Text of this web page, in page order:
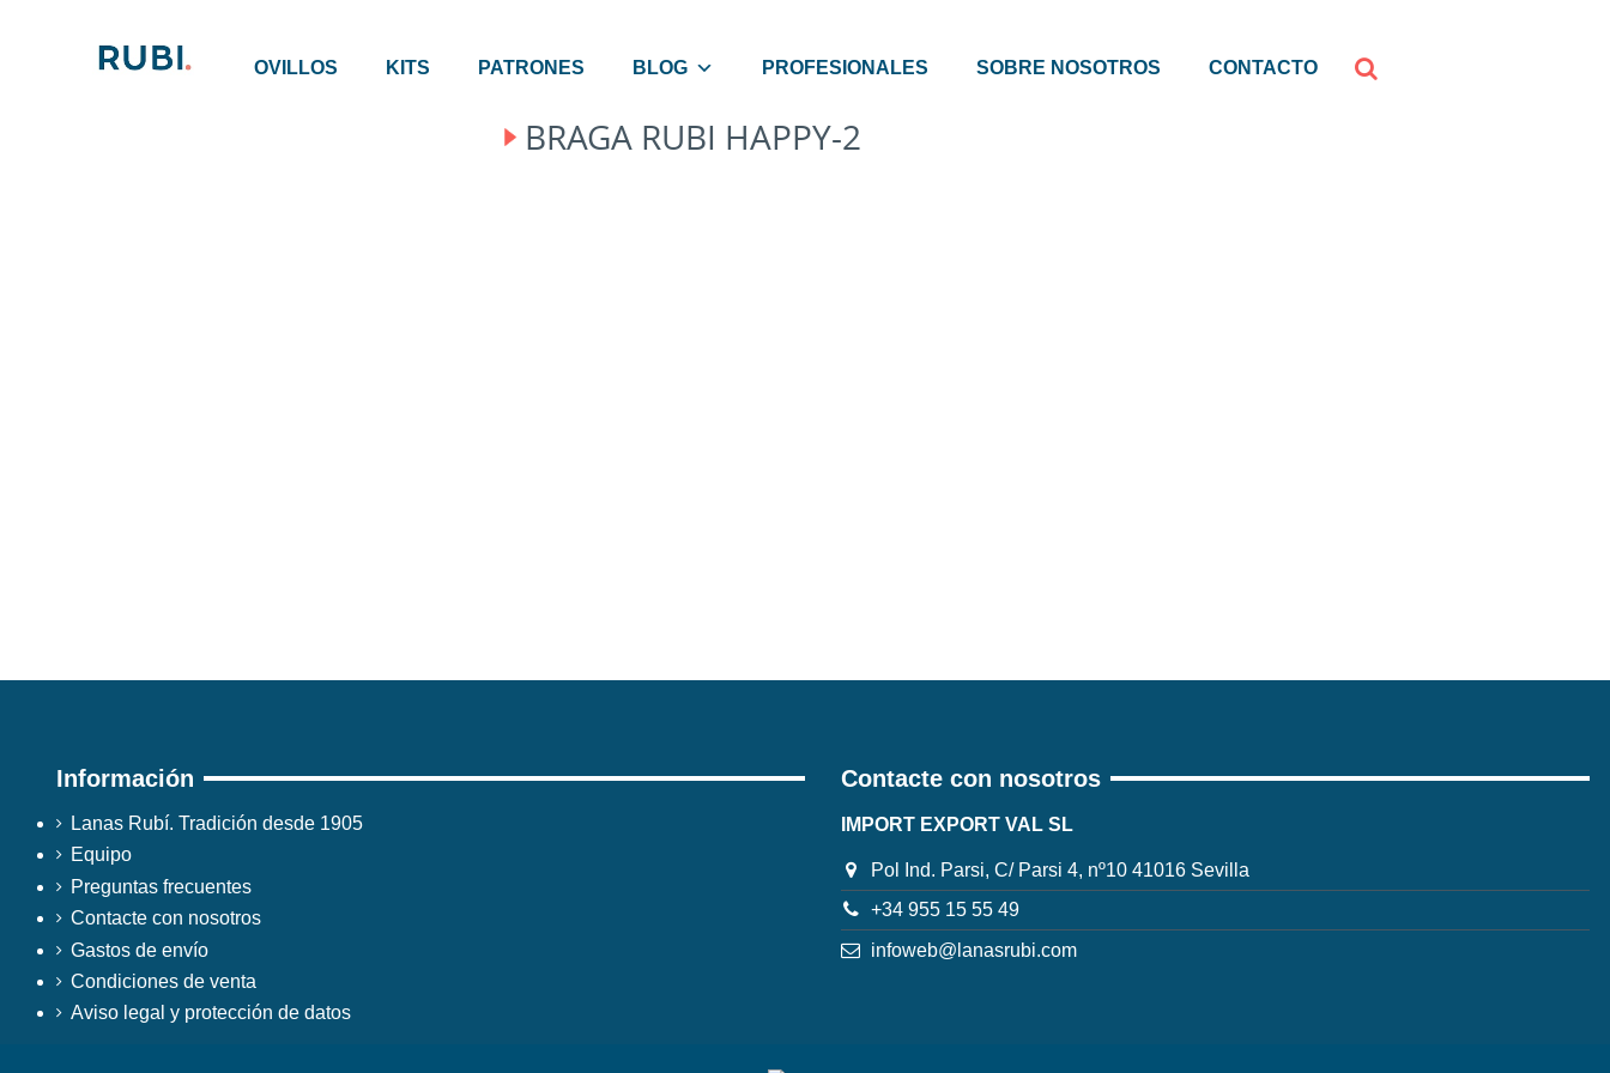
OVILLOS KITS PATRONES BLOG PROFESIONALES SOBRE NOSOTROS CONTACTO
BRAGA RUBI HAPPY-2
Información
Lanas Rubí. Tradición desde 1905
Equipo
Preguntas frecuentes
Contacte con nosotros
Gastos de envío
Condiciones de venta
Aviso legal y protección de datos
Contacte con nosotros
IMPORT EXPORT VAL SL
Pol Ind. Parsi, C/ Parsi 4, nº10 41016 Sevilla
+34 955 15 55 49
infoweb@lanasrubi.com